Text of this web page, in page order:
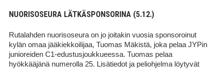
NUORISOSEURA LÄTKÄSPONSORINA (5.12.)
Rutalahden nuorisoseura on jo joitakin vuosia sponsoroinut
kylän omaa jääkiekkoilijaa, Tuomas Mäkistä, joka pelaa JYPin
junioreiden C1-edustusjoukkueessa. Tuomas pelaa
hyökkääjänä numerolla 25. Lisätiedot ja peliohjelma löytyvät